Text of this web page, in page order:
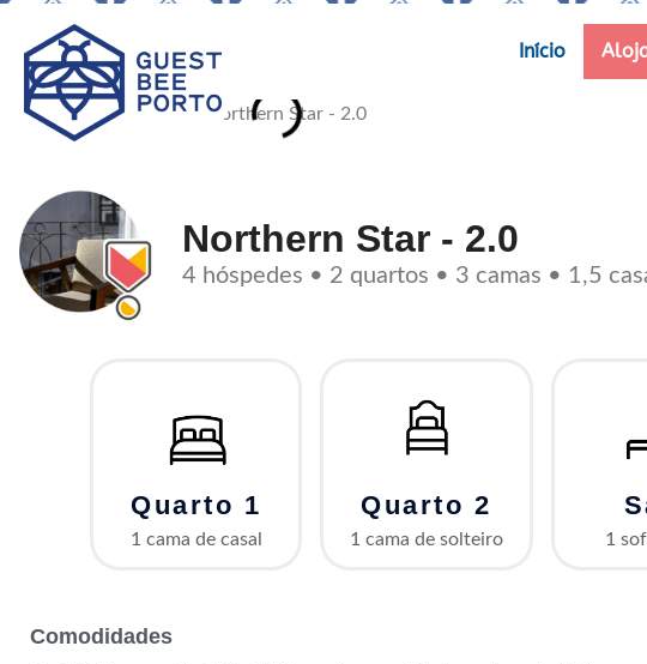
content
Início
Northern Star - 2.0
4 hóspedes • 2 quartos • 3 camas • 1,5
Quarto 1
1 cama de casal
Quarto 2
1 cama de solteiro 1
Comodidades